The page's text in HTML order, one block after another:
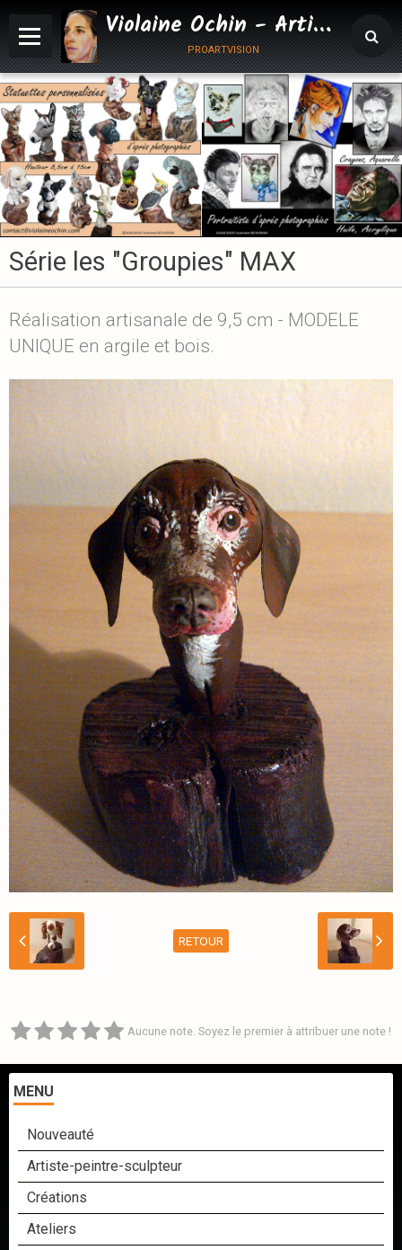
Violaine Ochin - Artiste Animalier
proartvision
Série les "Groupies" MAX
Réalisation artisanale de 9,5 cm - MODELE
UNIQUE en argile et bois.
RETOUR
Aucune note. Soyez le premier à attribuer une note !
MENU
Nouveauté
Artiste-peintre-sculpteur
Créations
Ateliers